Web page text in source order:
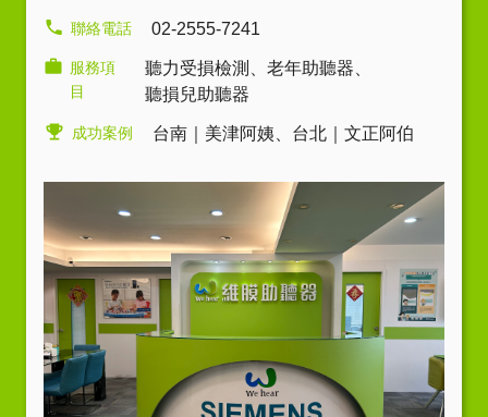
聯絡電話 02-2555-7241
服務項
目
聽力受損檢測 老年助聽器
聽損兒助聽器
成功案例 台南｜美津阿姨 台北｜文正阿伯